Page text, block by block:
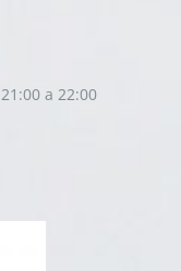
a 22:00